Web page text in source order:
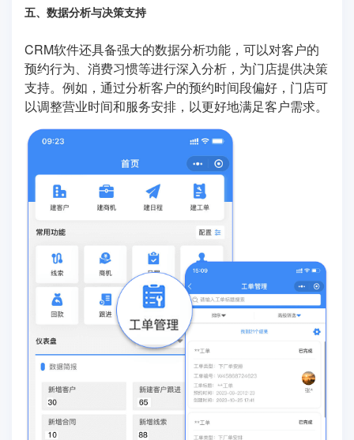
五、数据分析与决策支持
CRM软件还具备强大的数据分析功能，可以对客户的
预约行为、消费习惯等进行深入分析，为门店提供决策
支持。例如，通过分析客户的预约时间段偏好，门店可
以调整营业时间和服务安排，以更好地满足客户需求。